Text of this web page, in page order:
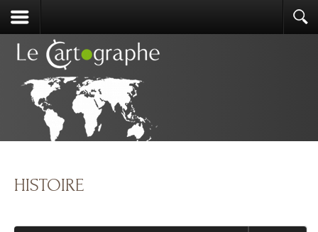
HISTOIRE